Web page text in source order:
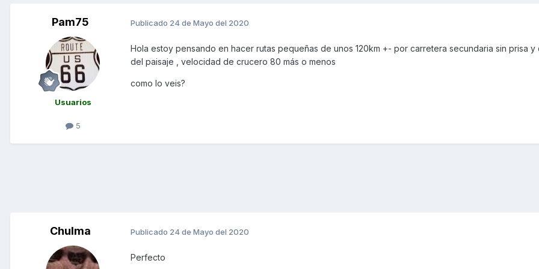
Pam75
Usuarios
5
Publicado 24 de Mayo del 2020
Hola estoy pensando en hacer rutas pequeñas de unos 120km +- por carretera secundaria sin prisa y
del paisaje , velocidad de crucero 80 más o menos
como lo veis?
Chulma Publicado 24 de Mayo del 2020
Perfecto